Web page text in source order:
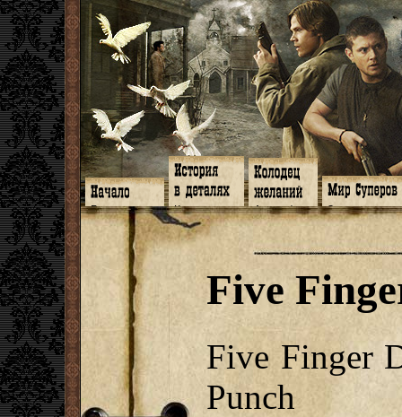
Главная
Программа
Форум
Facebook
Гостевая
Книги
Галереи
Музыка
Видео
Субтитры
Заметки
Мысли
Откровение
Арт-кафе
Игромания
Фанфики
Фанарт
Анекдоты
Передоз
Страшилки
Знакомство
Обитатели
Семейное
Дневник
Арсенал
СИЗО
Суперы от и
Дневник Джо
Five
Five Finger
Punch